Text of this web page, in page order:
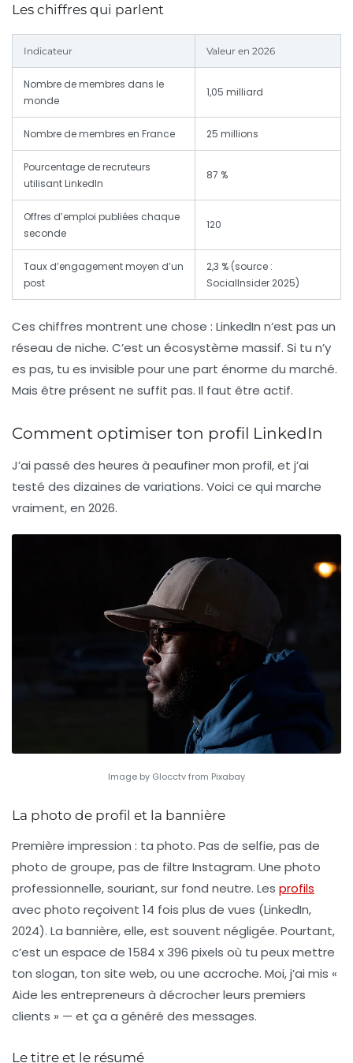
Les chiffres qui parlent
Indicateur Valeur en 2026
Nombre de membres dans le
monde
1,05 milliard
Nombre de membres en France 25 millions
Pourcentage de recruteurs
utilisant LinkedIn
87 %
Offres d’emploi publiées chaque
seconde
120
Taux d’engagement moyen d’un
post
2,3 % (source :
SocialInsider 2025)
Ces chiffres montrent une chose : LinkedIn n’est pas un
réseau de niche. C’est un écosystème massif. Si tu n’y
es pas, tu es invisible pour une part énorme du marché.
Mais être présent ne suffit pas. Il faut être actif.
Comment optimiser ton profil LinkedIn
J’ai passé des heures à peaufiner mon profil, et j’ai
testé des dizaines de variations. Voici ce qui marche
vraiment, en 2026.
Image by Glocctv from Pixabay
La photo de profil et la bannière
Première impression : ta photo. Pas de selfie, pas de
photo de groupe, pas de filtre Instagram. Une photo
professionnelle, souriant, sur fond neutre. Les profils
avec photo reçoivent 14 fois plus de vues (LinkedIn,
2024). La bannière, elle, est souvent négligée. Pourtant,
c’est un espace de 1584 x 396 pixels où tu peux mettre
ton slogan, ton site web, ou une accroche. Moi, j’ai mis «
Aide les entrepreneurs à décrocher leurs premiers
clients » — et ça a généré des messages.
Le titre et le résumé